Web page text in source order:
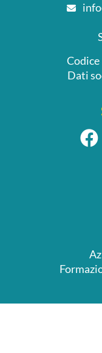
Dati